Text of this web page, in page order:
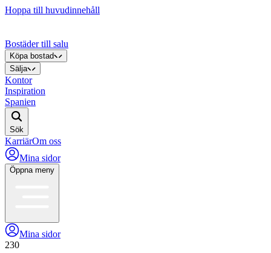
Hoppa till huvudinnehåll
Bostäder till salu
Köpa bostad
Sälja
Kontor
Inspiration
Spanien
Sök
KarriärOm oss
Mina sidor
Öppna meny
Mina sidor
230